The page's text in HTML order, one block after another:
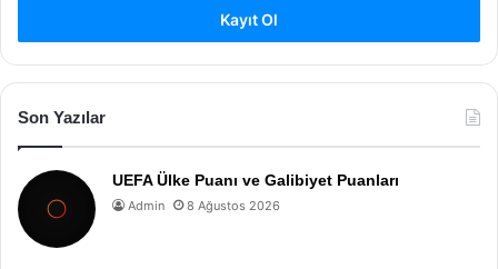
Kayıt Ol
Son Yazılar
UEFA Ülke Puanı ve Galibiyet Puanları
Admin 8 Ağustos 2026